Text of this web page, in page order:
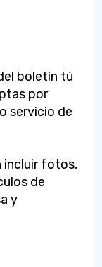
boletín tú
por
servicio de
incluir fotos,
de
y